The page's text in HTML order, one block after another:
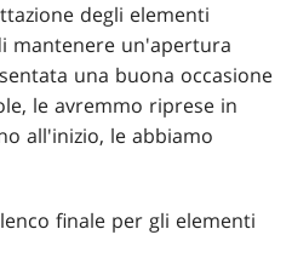
degli elementi
mantenere un'apertura
una buona occasione
le avremmo riprese in
all'inizio, le abbiamo
finale per gli elementi